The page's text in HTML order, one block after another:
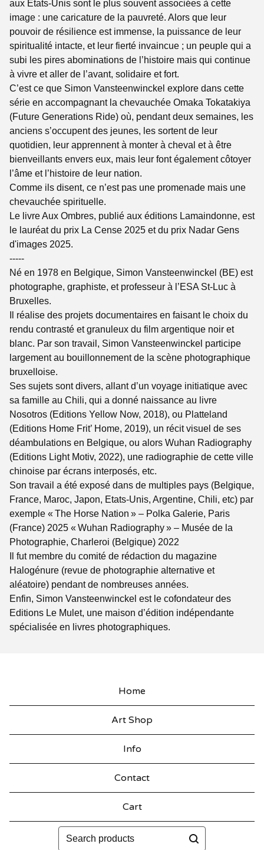
aux États-Unis sont le plus souvent associées à cette
image : une caricature de la pauvreté. Alors que leur
pouvoir de résilience est immense, la puissance de leur
spiritualité intacte, et leur fierté invaincue ; un peuple qui a
subi les pires abominations de l’histoire mais qui continue
à vivre et aller de l’avant, solidaire et fort.
C’est ce que Simon Vansteenwinckel explore dans cette
série en accompagnant la chevauchée Omaka Tokatakiya
(Future Generations Ride) où, pendant deux semaines, les
anciens s’occupent des jeunes, les sortent de leur
quotidien, leur apprennent à monter à cheval et à être
bienveillants envers eux, mais leur font également côtoyer
l’âme et l’histoire de leur nation.
Comme ils disent, ce n’est pas une promenade mais une
chevauchée spirituelle.
Le livre Aux Ombres, publié aux éditions Lamaindonne, est
le lauréat du prix La Cense 2025 et du prix Nadar Gens
d'images 2025.
-----
Né en 1978 en Belgique, Simon Vansteenwinckel (BE) est
photographe, graphiste, et professeur à l’ESA St-Luc à
Bruxelles.
Il réalise des projets documentaires en faisant le choix du
rendu contrasté et granuleux du film argentique noir et
blanc. Par son travail, Simon Vansteenwinckel participe
largement au bouillonnement de la scène photographique
bruxelloise.
Ses sujets sont divers, allant d’un voyage initiatique avec
sa famille au Chili, qui a donné naissance au livre
Nosotros (Editions Yellow Now, 2018), ou Platteland
(Editions Home Frit’ Home, 2019), un récit visuel de ses
déambulations en Belgique, ou alors Wuhan Radiography
(Editions Light Motiv, 2022), une radiographie de cette ville
chinoise par écrans interposés, etc.
Son travail a été exposé dans de multiples pays (Belgique,
France, Maroc, Japon, Etats-Unis, Argentine, Chili, etc) par
exemple « The Horse Nation » – Polka Galerie, Paris
(France) 2025 « Wuhan Radiography » – Musée de la
Photographie, Charleroi (Belgique) 2022
Il fut membre du comité de rédaction du magazine
Halogénure (revue de photographie alternative et
aléatoire) pendant de nombreuses années.
Enfin, Simon Vansteenwinckel est le cofondateur des
Editions Le Mulet, une maison d’édition indépendante
spécialisée en livres photographiques.
Home
Art Shop
Info
Contact
Cart
Search
products